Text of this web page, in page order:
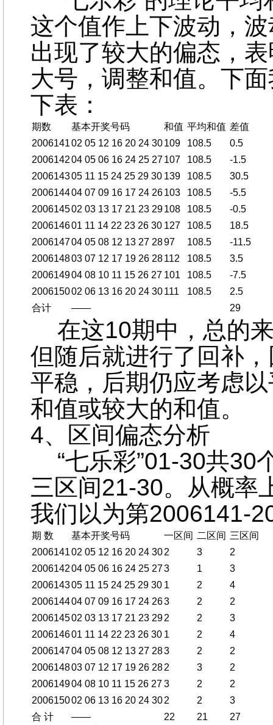
这个值作上下波动，
出现了较大的偏态，
大号，调整和值。下
下表：
期数 基本开奖号码 和值 平均和值 差值
200614102 05 12 16 20 24 30109 108.5
0.5
200614204 05 06 16 24 25 27107 108.5
-1.5
200614305 11 15 24 25 29 30 139 108.5
30.5
200614404 07 09 16 17 24 26103 108.5
-5.5
200614502 03 13 17 21 23 29108 108.5
-0.5
200614601 11 14 22 23 26 30 127 108.5
18.5
200614704 05 08 12 13 27 2897 108.5
-11.5
200614803 07 12 17 19 26 28112 108.5
3.5
200614904 08 10 11 15 26 27 101 108.5
-7.5
200615002 06 13 16 20 24 30111 108.5
2.5
合计
—— 29
在这10期中，总的
但随后就进行了回补
平稳，后期仍应考虑
和值或较大的和值。
4、区间偏态分析
“七乐彩”01-30共30
三区间21-30。从概率
我们以为第2006141-
期 数 基本开奖号码 一区间 二区间 三区间
200614102 05 12 16 20 24 302 3
2
200614204 05 06 16 24 25 273 1
3
200614305 11 15 24 25 29 30 1 2
4
200614404 07 09 16 17 24 263 2
2
200614502 03 13 17 21 23 292 2
3
200614601 11 14 22 23 26 30 1 2
4
200614704 05 08 12 13 27 283 2
2
200614803 07 12 17 19 26 282 3
2
200614904 08 10 11 15 26 273 2
2
200615002 06 13 16 20 24 302 2
3
合 计
—— 22 21 27